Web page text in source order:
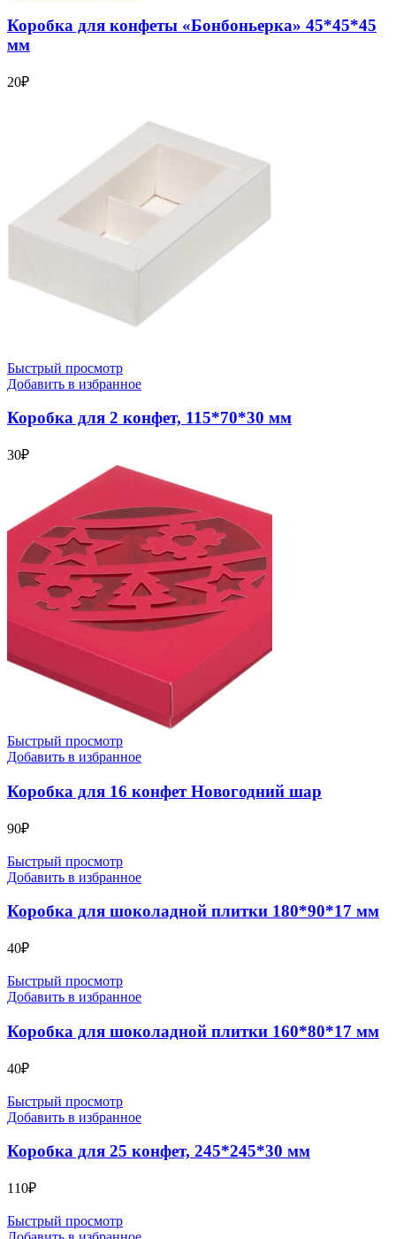
Коробка для конфеты «Бонбоньерка» 45*45*45
мм
20₽
Быстрый просмотр
Добавить в избранное
Коробка для 2 конфет, 115*70*30 мм
30₽
Быстрый просмотр
Добавить в избранное
Коробка для 16 конфет Новогодний шар
90₽
Быстрый просмотр
Добавить в избранное
Коробка для шоколадной плитки 180*90*17 мм
40₽
Быстрый просмотр
Добавить в избранное
Коробка для шоколадной плитки 160*80*17 мм
40₽
Быстрый просмотр
Добавить в избранное
Коробка для 25 конфет, 245*245*30 мм
110₽
Быстрый просмотр